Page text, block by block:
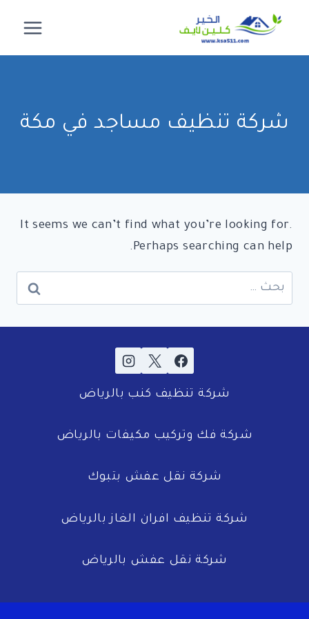
المحتوى
شركة تنظيف مساجد في مكة
It seems we can’t find what you’re looking for.
Perhaps searching can help.
البحث
عن:
شركة تنظيف كنب بالرياض
شركة فك وتركيب مكيفات بالرياض
شركة نقل عفش بتبوك
شركة تنظيف افران الغاز بالرياض
شركة نقل عفش بالرياض